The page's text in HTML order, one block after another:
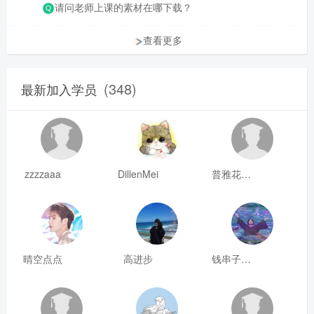
请问老师上课的素材在哪下载？
查看更多
最新加入学员 (348)
zzzzaaa DillenMei 普雅花qya
晴空点点 高进步 钱串子123